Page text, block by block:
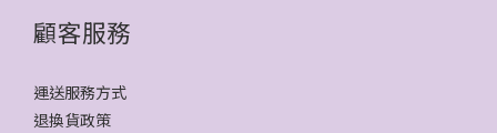
顧客服務
運送服務方式
退換貨政策